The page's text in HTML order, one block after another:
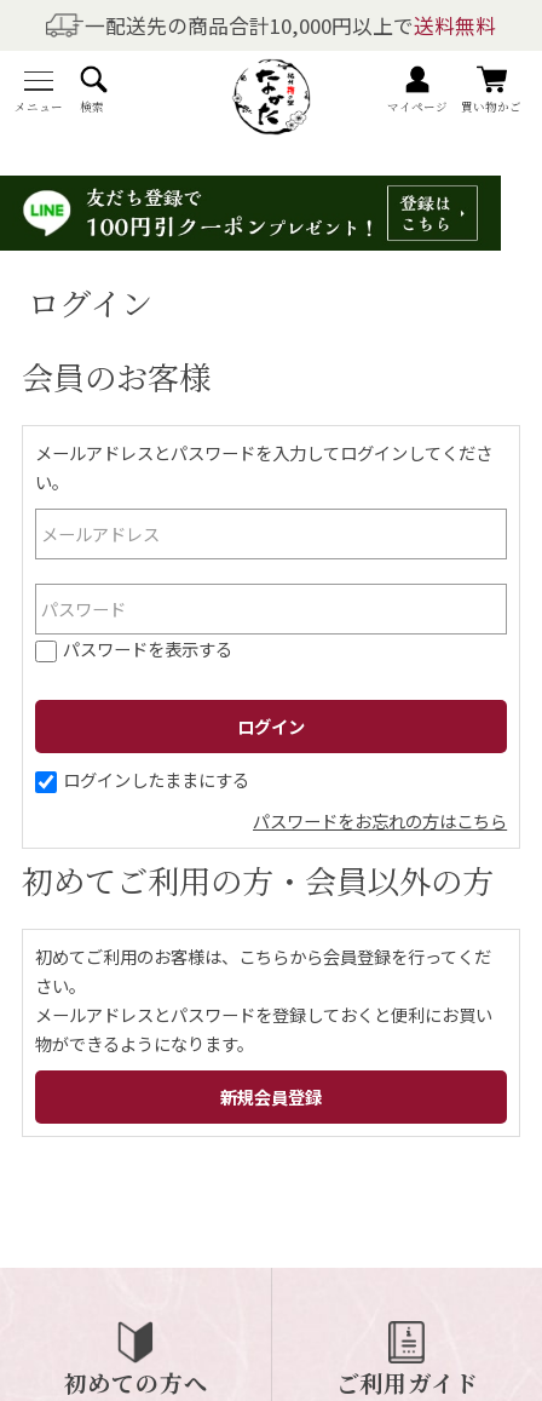
一配送先の商品合計10,000円以上で送料無料
メニュー 検索 マイページ 買い物かご
商品を探す
全商品一覧
梅干しの商品一覧
梅酒の商品一覧
梅製品・その他の商品一覧
メニュー
トップページ
マイページ
ご案内
ギフトサービス
について
お問い合わせ
0120-12-2486
【営業時間】8:30～17:30
休業日：日曜・祝日／土曜は不定休
お問い合わせフォームはこちら
ログイン
会員のお客様
メールアドレスとパスワードを入力してログインしてくださ
い。
パスワードを表示する
ログインしたままにする
パスワードをお忘れの方はこちら
初めてご利用の方・会員以外の方
初めてご利用のお客様は、こちらから会員登録を行ってくだ
さい。
メールアドレスとパスワードを登録しておくと便利にお買い
物ができるようになります。
初めての方へ ご利用ガイド